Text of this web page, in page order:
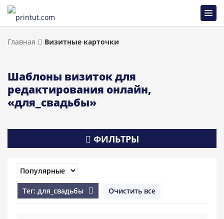
Главная Визитные карточки
Шаблоны визиток для
редактирования онлайн,
«для_свадьбы»
ФИЛЬТРЫ
Тег: для_свадьбы Очистить все